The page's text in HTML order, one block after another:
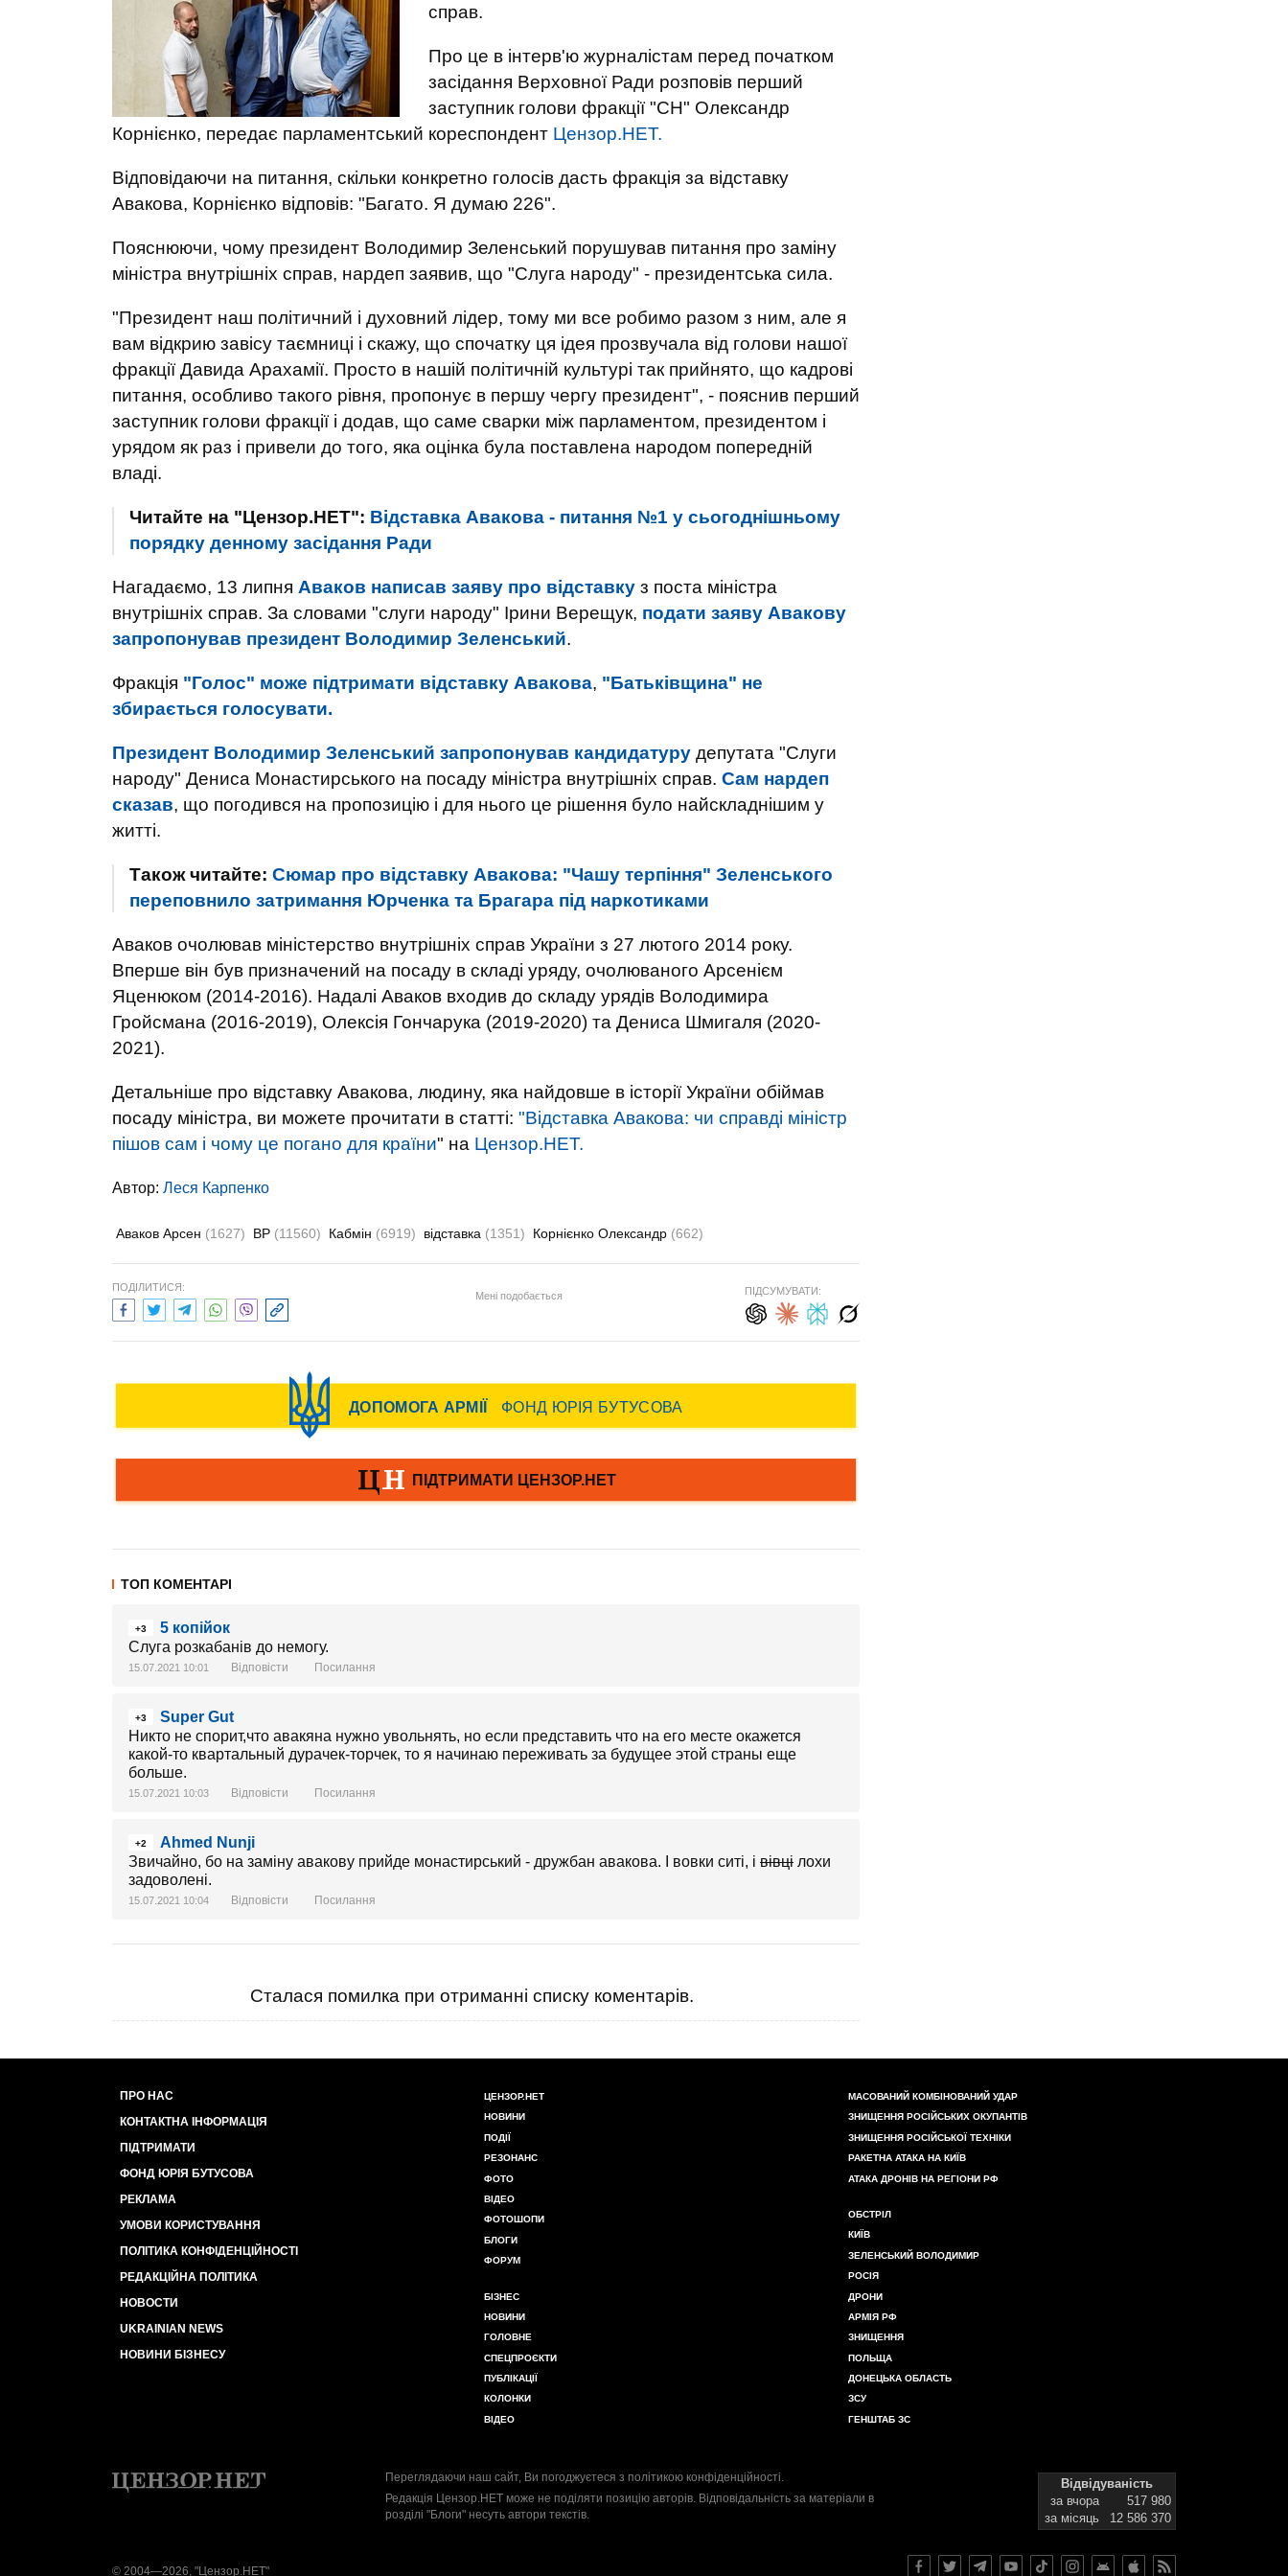
справ.
Про це в інтерв'ю журналістам перед початком
засідання Верховної Ради розповів перший
заступник голови фракції "СН" Олександр
Корнієнко, передає парламентський кореспондент Цензор.НЕТ.
Відповідаючи на питання, скільки конкретно голосів дасть фракція за відставку
Авакова, Корнієнко відповів: "Багато. Я думаю 226".
Пояснюючи, чому президент Володимир Зеленський порушував питання про заміну
міністра внутрішніх справ, нардеп заявив, що "Слуга народу" - президентська сила.
"Президент наш політичний і духовний лідер, тому ми все робимо разом з ним, але я
вам відкрию завісу таємниці і скажу, що спочатку ця ідея прозвучала від голови нашої
фракції Давида Арахамії. Просто в нашій політичній культурі так прийнято, що кадрові
питання, особливо такого рівня, пропонує в першу чергу президент", - пояснив перший
заступник голови фракції і додав, що саме сварки між парламентом, президентом і
урядом як раз і привели до того, яка оцінка була поставлена ​​народом попередній
владі.
Читайте на "Цензор.НЕТ": Відставка Авакова - питання №1 у сьогоднішньому
порядку денному засідання Ради
Нагадаємо, 13 липня Аваков написав заяву про відставку з поста міністра
внутрішніх справ. За словами "слуги народу" Ірини Верещук, подати заяву Авакову
запропонував президент Володимир Зеленський.
Фракція "Голос" може підтримати відставку Авакова, "Батьківщина" не
збирається голосувати.
Президент Володимир Зеленський запропонував кандидатуру депутата "Слуги
народу" Дениса Монастирського на посаду міністра внутрішніх справ. Сам нардеп
сказав, що погодився на пропозицію і для нього це рішення було найскладнішим у
житті.
Також читайте: Сюмар про відставку Авакова: "Чашу терпіння" Зеленського
переповнило затримання Юрченка та Брагара під наркотиками
Аваков очолював міністерство внутрішніх справ України з 27 лютого 2014 року.
Вперше він був призначений на посаду в складі уряду, очолюваного Арсенієм
Яценюком (2014-2016). Надалі Аваков входив до складу урядів Володимира
Гройсмана (2016-2019), Олексія Гончарука (2019-2020) та Дениса Шмигаля (2020-
2021).
Детальніше про відставку Авакова, людину, яка найдовше в історії України обіймав
посаду міністра, ви можете прочитати в статті: "Відставка Авакова: чи справді міністр
пішов сам і чому це погано для країни" на Цензор.НЕТ.
Автор: Леся Карпенко
Аваков Арсен (1627) ВР (11560) Кабмін (6919) відставка (1351) Корнієнко Олександр (662)
ПОДІЛИТИСЯ:
Мені подобається ПІДСУМУВАТИ:
ТОП КОМЕНТАРІ
+3
5 копійок
Слуга розкабанів до немогу.
15.07.2021 10:01 Відповісти Посилання
+3
Super Gut
Никто не спорит,что авакяна нужно увольнять, но если представить что на его месте окажется
какой-то квартальный дурачек-торчек, то я начинаю переживать за будущее этой страны еще
больше.
15.07.2021 10:03 Відповісти Посилання
+2
Ahmed Nunji
Звичайно, бо на заміну авакову прийде монастирський - дружбан авакова. І вовки ситі, і вівці лохи
задоволені.
15.07.2021 10:04 Відповісти Посилання
Сталася помилка при отриманні списку коментарів.
ПРО НАС
КОНТАКТНА ІНФОРМАЦІЯ
ПІДТРИМАТИ
ФОНД ЮРІЯ БУТУСОВА
РЕКЛАМА
УМОВИ КОРИСТУВАННЯ
ПОЛІТИКА КОНФІДЕНЦІЙНОСТІ
РЕДАКЦІЙНА ПОЛІТИКА
НОВОСТИ
UKRAINIAN NEWS
НОВИНИ БІЗНЕСУ
ЦЕНЗОР.НЕТ
НОВИНИ
ПОДІЇ
РЕЗОНАНС
ФОТО
ВІДЕО
ФОТОШОПИ
БЛОГИ
ФОРУМ
БІЗНЕС
НОВИНИ
ГОЛОВНЕ
СПЕЦПРОЄКТИ
ПУБЛІКАЦІЇ
КОЛОНКИ
ВІДЕО
МАСОВАНИЙ КОМБІНОВАНИЙ УДАР
ЗНИЩЕННЯ РОСІЙСЬКИХ ОКУПАНТІВ
ЗНИЩЕННЯ РОСІЙСЬКОЇ ТЕХНІКИ
РАКЕТНА АТАКА НА КИЇВ
АТАКА ДРОНІВ НА РЕГІОНИ РФ
ОБСТРІЛ
КИЇВ
ЗЕЛЕНСЬКИЙ ВОЛОДИМИР
РОСІЯ
ДРОНИ
АРМІЯ РФ
ЗНИЩЕННЯ
ПОЛЬЩА
ДОНЕЦЬКА ОБЛАСТЬ
ЗСУ
ГЕНШТАБ ЗС
Переглядаючи наш сайт, Ви погоджуєтеся з політикою конфіденційності.
Редакція Цензор.НЕТ може не поділяти позицію авторів. Відповідальність за матеріали в
розділі "Блоги" несуть автори текстів.
Відвідуваність
за вчора
517 980
за місяць
12 586 370
© 2004—2026, "Цензор.НЕТ"